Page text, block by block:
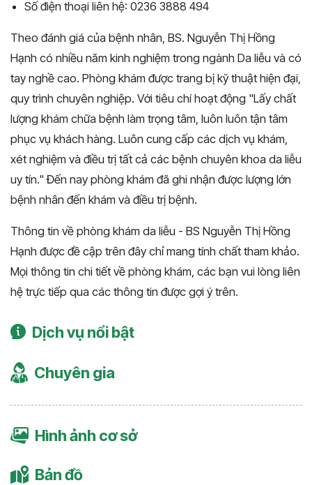
Số điện thoại liên hệ: 0236 3888 494
Theo đánh giá của bệnh nhân, BS. Nguyễn Thị Hồng
Hạnh có nhiều năm kinh nghiệm trong ngành Da liễu và có
tay nghề cao. Phòng khám được trang bị kỹ thuật hiện đại,
quy trình chuyên nghiệp. Với tiêu chí hoạt động "Lấy chất
lượng khám chữa bệnh làm trọng tâm, luôn luôn tận tâm
phục vụ khách hàng. Luôn cung cấp các dịch vụ khám,
xét nghiệm và điều trị tất cả các bệnh chuyên khoa da liễu
uy tín." Đến nay phòng khám đã ghi nhận được lượng lớn
bệnh nhân đến khám và điều trị bệnh.
Thông tin về phòng khám da liễu - BS Nguyễn Thị Hồng
Hạnh được đề cập trên đây chỉ mang tính chất tham khảo.
Mọi thông tin chi tiết về phòng khám, các bạn vui lòng liên
hệ trực tiếp qua các thông tin được gợi ý trên.
Dịch vụ nổi bật
Chuyên gia
Hình ảnh cơ sở
Bản đồ